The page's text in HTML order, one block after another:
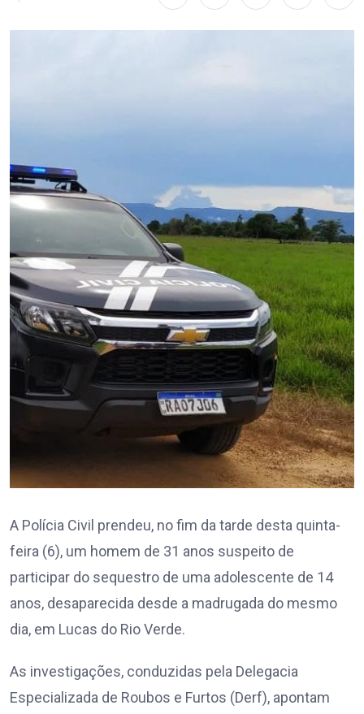
A Polícia Civil prendeu, no fim da tarde desta quinta-
feira (6), um homem de 31 anos suspeito de
participar do sequestro de uma adolescente de 14
anos, desaparecida desde a madrugada do mesmo
dia, em Lucas do Rio Verde.
As investigações, conduzidas pela Delegacia
Especializada de Roubos e Furtos (Derf), apontam